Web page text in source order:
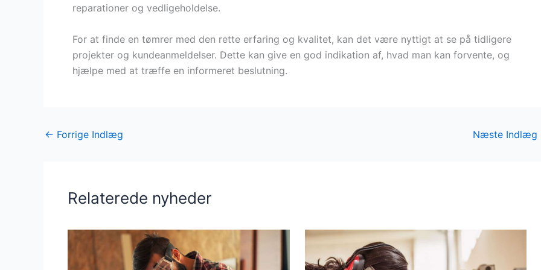
reparationer og vedligeholdelse.
For at finde en tømrer med den rette erfaring og kvalitet, kan det være nyttigt at se på tidligere
projekter og kundeanmeldelser. Dette kan give en god indikation af, hvad man kan forvente, og
hjælpe med at træffe en informeret beslutning.
← Forrige Indlæg Næste Indlæg
Relaterede nyheder